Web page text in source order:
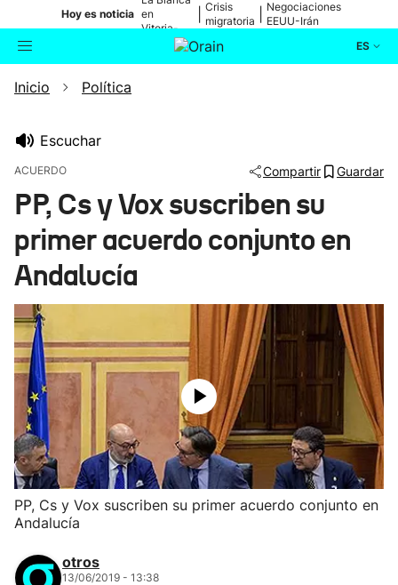
Hoy es noticia en
Vitoria-
Gasteiz
Crisis
migratoria
Negociaciones
EEUU-Irán
ES
Buscador
Ikusmiran
Inicio Política
Escuchar
ACUERDO Compartir Guardar
PP, Cs y Vox suscriben su
primer acuerdo conjunto en
Andalucía
PP, Cs y Vox suscriben su primer acuerdo conjunto en
Andalucía
otros
13/06/2019 - 13:38